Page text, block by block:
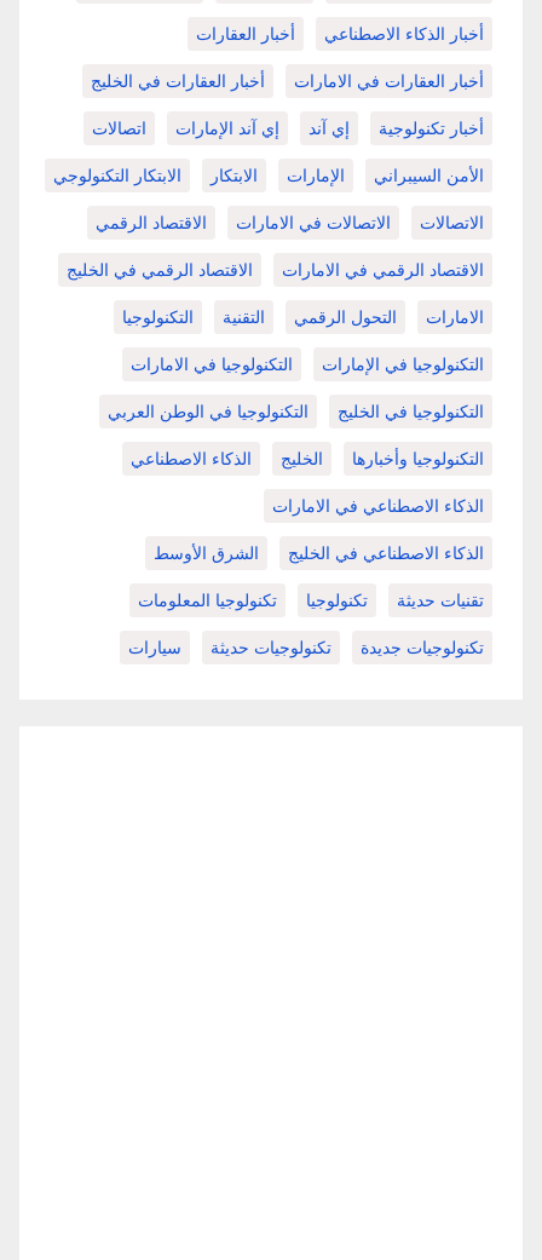
أخبار الذكاء الاصطناعي أخبار العقارات
أخبار العقارات في الامارات أخبار العقارات في الخليج
أخبار تكنولوجية إي آند إي آند الإمارات اتصالات
الأمن السيبراني الإمارات الابتكار الابتكار التكنولوجي
الاتصالات الاتصالات في الامارات الاقتصاد الرقمي
الاقتصاد الرقمي في الامارات الاقتصاد الرقمي في الخليج
الامارات التحول الرقمي التقنية التكنولوجيا
التكنولوجيا في الإمارات التكنولوجيا في الامارات
التكنولوجيا في الخليج التكنولوجيا في الوطن العربي
التكنولوجيا وأخبارها الخليج الذكاء الاصطناعي
الذكاء الاصطناعي في الامارات
الذكاء الاصطناعي في الخليج الشرق الأوسط
تقنيات حديثة تكنولوجيا تكنولوجيا المعلومات
تكنولوجيات جديدة تكنولوجيات حديثة سيارات